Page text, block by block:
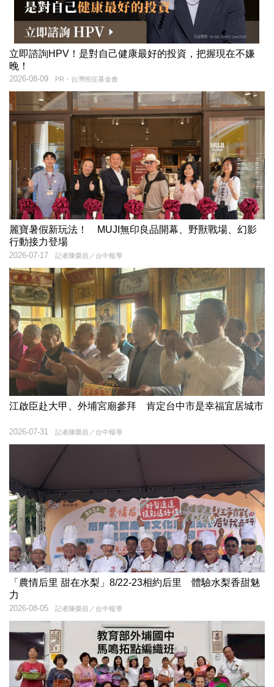
立即諮詢HPV！是對自己健康最好的投資，把握現在不嫌
晚！
PR・台灣癌症基金會
2026-08-09
麗寶暑假新玩法！ MUJI無印良品開幕、野獸戰場、幻影
行動接力登場
記者陳榮昌／台中報導
2026-07-17
江啟臣赴大甲、外埔宮廟參拜 肯定台中市是幸福宜居城市
記者陳榮昌／台中報導
2026-07-31
「農情后里 甜在水梨」8/22-23相約后里 體驗水梨香甜魅
力
記者陳榮昌／台中報導
2026-08-05